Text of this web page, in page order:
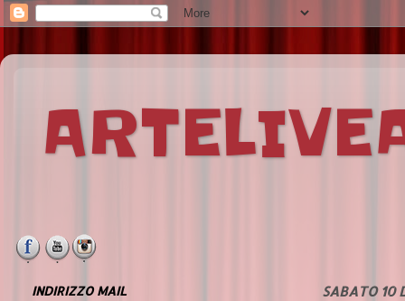
SABATO 10
INDIRIZZO MAIL